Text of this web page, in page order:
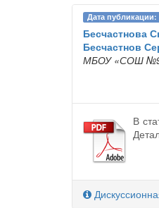
Дата публикации:
Бесчастнова
Бесчастнов
МБОУ «СОШ
В